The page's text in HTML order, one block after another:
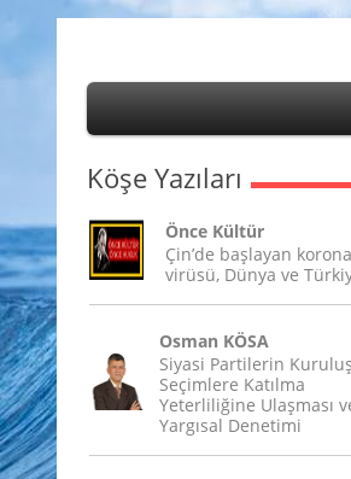
Köşe Yazıları
Önce Kültür
Çin’de başlayan korona
virüsü, Dünya ve
Osman KÖSA
Siyasi Partilerin
Seçimlere Katılma
Yeterliliğine Ulaşması
Yargısal Denetimi